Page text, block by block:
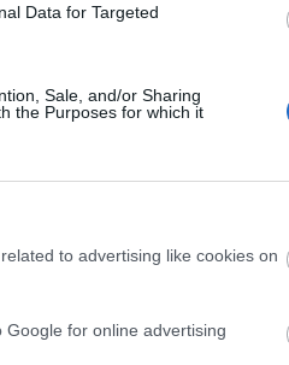
Data for Targeted
Sale, and/or Sharing
the Purposes for which it
to advertising like cookies on
for online advertising
na skodelico. Je
odličen dodatek k vaši
očem, C krepi imunski
za zdravje.
Vsebuje tudi
rukola odlična izbira za